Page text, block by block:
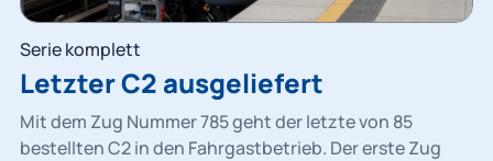
Serie komplett
Letzter C2 ausgeliefert
Mit dem Zug Nummer 785 geht der letzte von 85
bestellten C2 in den Fahrgastbetrieb. Der erste Zug